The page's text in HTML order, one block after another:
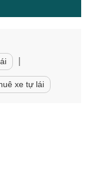
xe tự lái